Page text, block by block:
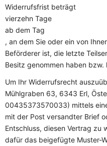
Widerrufsfrist beträgt
vierzehn Tage
ab dem Tag
, an dem Sie oder ein von
Beförderer ist, die letzte
Besitz genommen haben bzw.
Um Ihr Widerrufsrecht
Mühlgraben 63, 6343 Erl,
00435373570033) mittels
mit der Post versandter Brief
Entschluss, diesen Vertrag zu
dafür das beigefügte Muster-